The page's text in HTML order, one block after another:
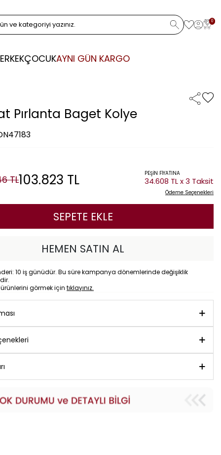
0
ERKEKÇOCUKAYNI GÜN KARGO
Pırlanta Baget Kolye
TL103.823 TL PEŞİN FİYATINA
34.608 TL x 3 Taksit
Ödeme Seçenekleri
SEPETE EKLE
HEMEN SATIN AL
10 iş günüdür. Bu süre kampanya dönemlerinde değişiklik
ürünlerini görmek için tıklayınız.